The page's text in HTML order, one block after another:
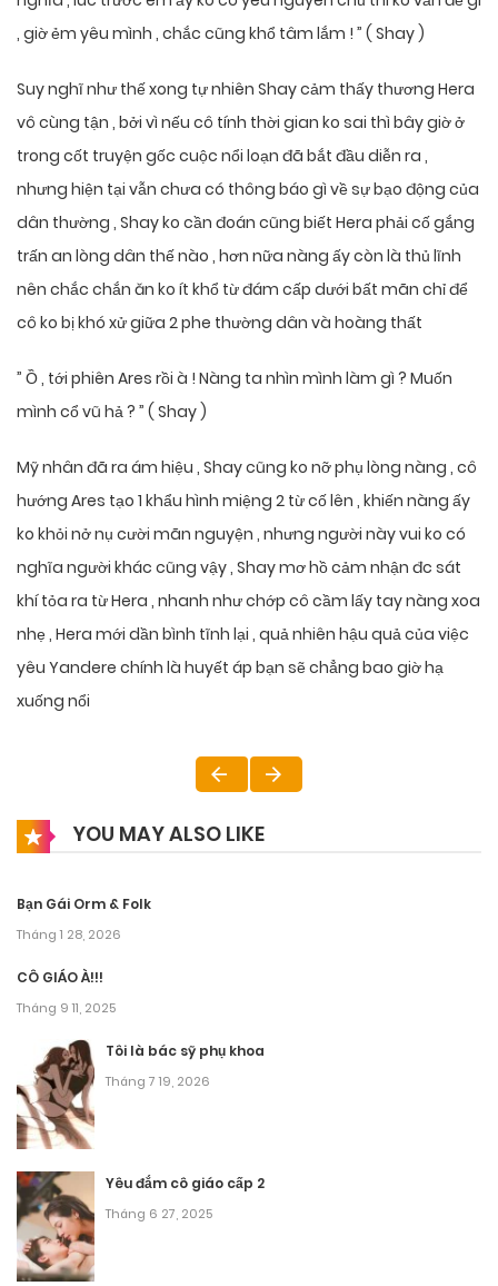
, giờ ẻm yêu mình , chắc cũng khổ tâm lắm ! ” ( Shay )
Suy nghĩ như thế xong tự nhiên Shay cảm thấy thương Hera
vô cùng tận , bởi vì nếu cô tính thời gian ko sai thì bây giờ ở
trong cốt truyện gốc cuộc nổi loạn đã bắt đầu diễn ra ,
nhưng hiện tại vẫn chưa có thông báo gì về sự bạo động của
dân thường , Shay ko cần đoán cũng biết Hera phải cố gắng
trấn an lòng dân thế nào , hơn nữa nàng ấy còn là thủ lĩnh
nên chắc chắn ăn ko ít khổ từ đám cấp dưới bất mãn chỉ để
cô ko bị khó xử giữa 2 phe thường dân và hoàng thất
” Ồ , tới phiên Ares rồi à ! Nàng ta nhìn mình làm gì ? Muốn
mình cổ vũ hả ? ” ( Shay )
Mỹ nhân đã ra ám hiệu , Shay cũng ko nỡ phụ lòng nàng , cô
hướng Ares tạo 1 khẩu hình miệng 2 từ cố lên , khiến nàng ấy
ko khỏi nở nụ cười mãn nguyện , nhưng người này vui ko có
nghĩa người khác cũng vậy , Shay mơ hồ cảm nhận đc sát
khí tỏa ra từ Hera , nhanh như chớp cô cầm lấy tay nàng xoa
nhẹ , Hera mới dần bình tĩnh lại , quả nhiên hậu quả của việc
yêu Yandere chính là huyết áp bạn sẽ chẳng bao giờ hạ
xuống nổi
YOU MAY ALSO LIKE
Bạn Gái Orm & Folk
Tháng 1 28, 2026
CÔ GIÁO À!!!
Tháng 9 11, 2025
Tôi là bác sỹ phụ khoa
Tháng 7 19, 2026
Yêu đắm cô giáo cấp 2
Tháng 6 27, 2025